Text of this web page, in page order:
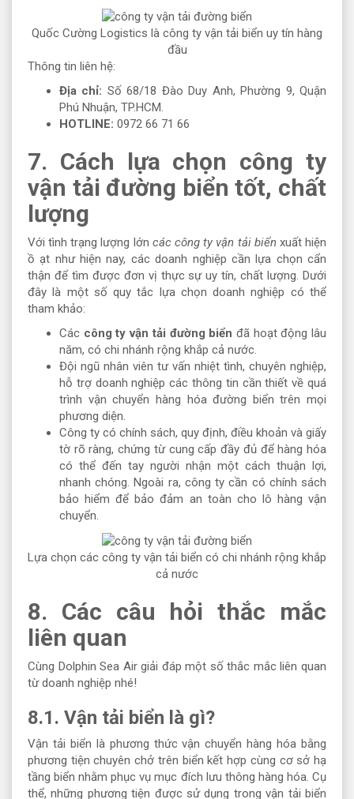
Quốc Cường Logistics là công ty vận tải biển uy tín hàng
đầu
Thông tin liên hệ:
Địa chỉ: Số 68/18 Đào Duy Anh, Phường 9, Quận
Phú Nhuận, TP.HCM.
HOTLINE: 0972 66 71 66
7. Cách lựa chọn công ty
vận tải đường biển tốt, chất
lượng
Với tình trạng lượng lớn các công ty vận tải biểnxuất hiện
ồ ạt như hiện nay, các doanh nghiệp cần lựa chọn cẩn
thận để tìm được đơn vị thực sự uy tín, chất lượng. Dưới
đây là một số quy tắc lựa chọn doanh nghiệp có thể
tham khảo:
Các công ty vận tải đường biển đã hoạt động lâu
năm, có chi nhánh rộng khắp cả nước.
Đội ngũ nhân viên tư vấn nhiệt tình, chuyên nghiệp,
hỗ trợ doanh nghiệp các thông tin cần thiết về quá
trình vận chuyển hàng hóa đường biển trên mọi
phương diện.
Công ty có chính sách, quy định, điều khoản và giấy
tờ rõ ràng, chứng từ cung cấp đầy đủ để hàng hóa
có thể đến tay người nhận một cách thuận lợi,
nhanh chóng. Ngoài ra, công ty cần có chính sách
bảo hiểm để bảo đảm an toàn cho lô hàng vận
chuyển.
Lựa chọn các công ty vận tải biển có chi nhánh rộng khắp
cả nước
8. Các câu hỏi thắc mắc
liên quan
Cùng Dolphin Sea Air giải đáp một số thắc mắc liên quan
từ doanh nghiệp nhé!
8.1. Vận tải biển là gì?
Vận tải biển là phương thức vận chuyển hàng hóa bằng
phương tiện chuyên chở trên biển kết hợp cùng cơ sở hạ
tầng biển nhằm phục vụ mục đích lưu thông hàng hóa. Cụ
thể, những phương tiện được sử dụng trong vận tải biển